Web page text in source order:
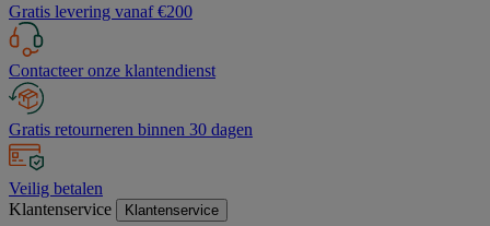
Gratis levering vanaf €200
Contacteer onze klantendienst
Gratis retourneren binnen 30 dagen
Veilig betalen
Klantenservice
Klantenservice